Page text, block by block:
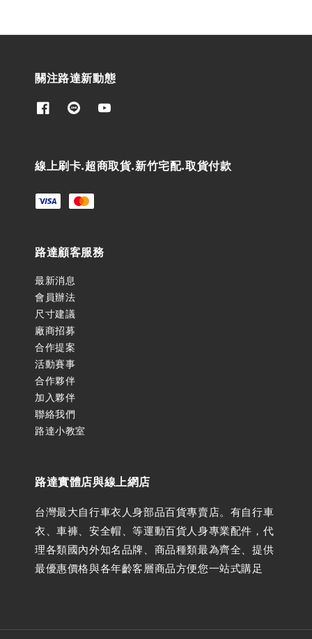
關注路達新動態
線上刷卡.超商取貨.新竹宅配.取貨付款
路達顧客服務
最新消息
會員辦法
尺寸建議
廠商招募
合作提案
活動賽事
合作夥伴
加入夥伴
聯絡我們
路達小教室
路達實體店與線上網店
台灣最大自行車衣人身部品百貨專賣店。有自行車
衣、車褲、安全帽、等運動百貨人身專業配件，代
理各類國內外知名品牌、商品種類最為齊全、提供
最優惠價格與各年齡客層商品方便您一站式購足